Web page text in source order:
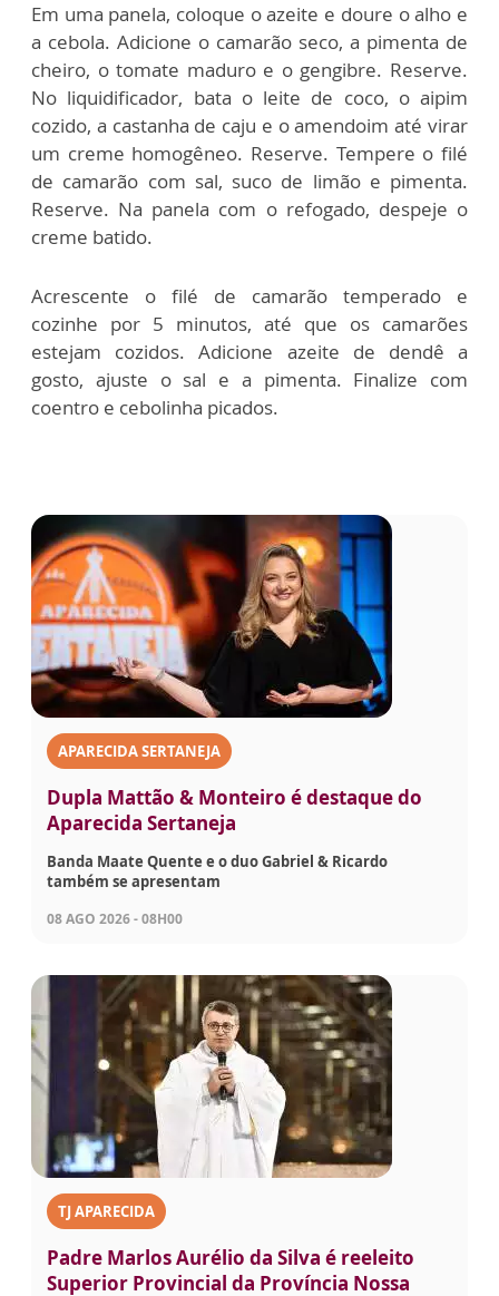
Em uma panela, coloque o azeite e doure o alho e
a cebola. Adicione o camarão seco, a pimenta de
cheiro, o tomate maduro e o gengibre. Reserve.
No liquidificador, bata o leite de coco, o aipim
cozido, a castanha de caju e o amendoim até virar
um creme homogêneo. Reserve. Tempere o filé
de camarão com sal, suco de limão e pimenta.
Reserve. Na panela com o refogado, despeje o
creme batido.
Acrescente o filé de camarão temperado e
cozinhe por 5 minutos, até que os camarões
estejam cozidos. Adicione azeite de dendê a
gosto, ajuste o sal e a pimenta. Finalize com
coentro e cebolinha picados.
APARECIDA SERTANEJA
Dupla Mattão & Monteiro é destaque do
Aparecida Sertaneja
Banda Maate Quente e o duo Gabriel & Ricardo
também se apresentam
08 AGO 2026 - 08H00
TJ APARECIDA
Padre Marlos Aurélio da Silva é reeleito
Superior Provincial da Província Nossa